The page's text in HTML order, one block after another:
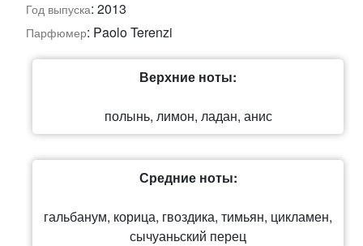
Год выпуска: 2013
Парфюмер: Paolo Terenzi
Верхние ноты:
полынь, лимон, ладан, анис
Средние ноты:
гальбанум, корица, гвоздика, тимьян, цикламен,
сычуаньский перец